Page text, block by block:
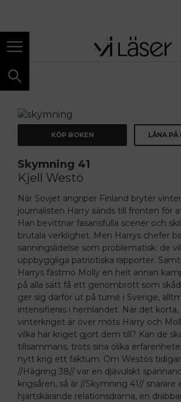
KÖP BOKEN LÅNA
Skymning 41
Kjell Westö
När Sovjet angriper Finland bryter
journalisten Harry sänds till fronten för
Han bevittnar fasansfulla scener och
brutala verklighet. Men Harrys chefer
sanningslidelse som problematisk: de
uppbyggliga patriotiska rapporter.
Harrys fästmö Molly en helt annan
på alla sätt få ett genombrott som
ger sig därför ut på turné i Sverige,
intensifieras i hemlandet. När det korta,
vinterkriget är över möts Harry och
vilka har kriget gjort dem till? Kan de
tillsammans, trots sina olika
nytt krig ett faktum. Om Westös
//Hägring 38// var en djävulskt
krigsåren, så är //Skymning 41// snarare
hjärtskärande relationsdrama, en